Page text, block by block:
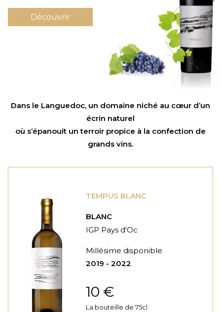
Découvrir
Dans le Languedoc, un domaine niché au cœur d’un
écrin naturel
où s’épanouit un terroir propice à la confection de
grands vins.
TEMPUS BLANC
BLANC
IGP Pays d'Oc
Millésime disponible
2019 - 2022
10 €
La bouteille de 75cl